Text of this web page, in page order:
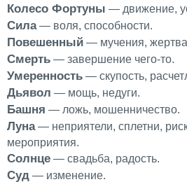
Колесо Фортуны — движение,
Сила— воля, способности.
Повешенный — мучения,
Смерть — завершение чего-то.
Умеренность — скупость,
Дьявол — мощь, недуги.
Башня — ложь, мошенничество.
Луна— неприятели, сплетни,
мероприятия.
Солнце — свадьба, радость.
Суд — изменение.